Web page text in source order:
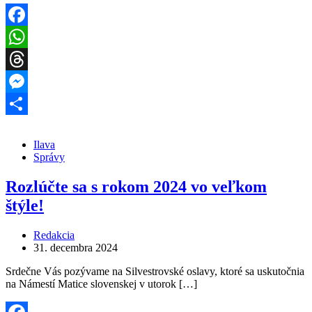
Facebook
WhatsApp
Threads
Messenger
Ilava
Správy
Rozlúčte sa s rokom 2024 vo veľkom
štýle!
Redakcia
31. decembra 2024
Srdečne Vás pozývame na Silvestrovské oslavy, ktoré sa uskutočnia
na Námestí Matice slovenskej v utorok […]